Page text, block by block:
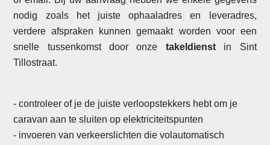
nodig zoals het juiste ophaaladres en leveradres,
verdere afspraken kunnen gemaakt worden voor een
snelle tussenkomst door onze takeldienstin Sint
Tillostraat.
- controleer of je de juiste verloopstekkers hebt om je
caravan aan te sluiten op elektriciteitspunten
- invoeren van verkeerslichten die volautomatisch